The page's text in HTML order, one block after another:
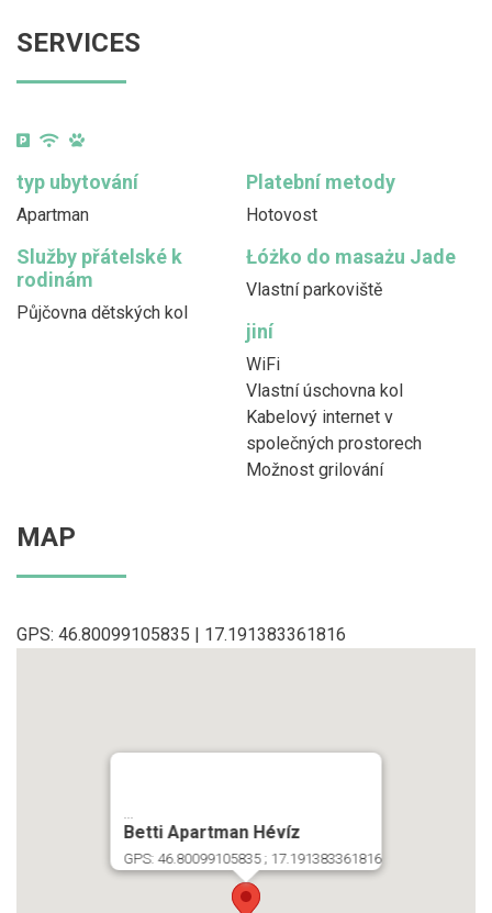
SERVICES
typ ubytování
Apartman
Platební metody
Hotovost
Služby přátelské k
rodinám
Půjčovna dětských kol
Łóżko do masażu Jade
Vlastní parkoviště
jiní
WiFi
Vlastní úschovna kol
Kabelový internet v
společných prostorech
Možnost grilování
MAP
GPS: 46.80099105835 | 17.191383361816
...
Betti Apartman Hévíz
GPS: 46.80099105835 ; 17.191383361816